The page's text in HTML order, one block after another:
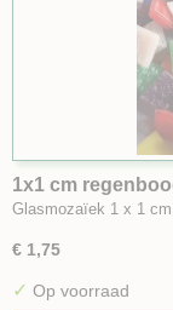
1x1 cm
Glasmozaïek 1 x 1
€ 1,75
✓ Op voorraad